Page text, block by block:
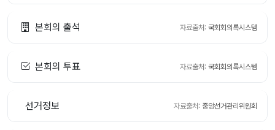
본회의 출석 자료출처: 국회회의록시스템
본회의 투표 자료출처: 국회회의록시스템
선거정보 자료출처: 중앙선거관리위원회